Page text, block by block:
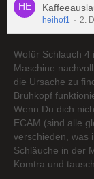
heihof1 2.
Wofür Schlauch 4
Maschine
die Ursache zu
Brühkopf
Wenn Du dich
ECAM (sind alle
verschieden, was
Schläuche in der
Komtra und